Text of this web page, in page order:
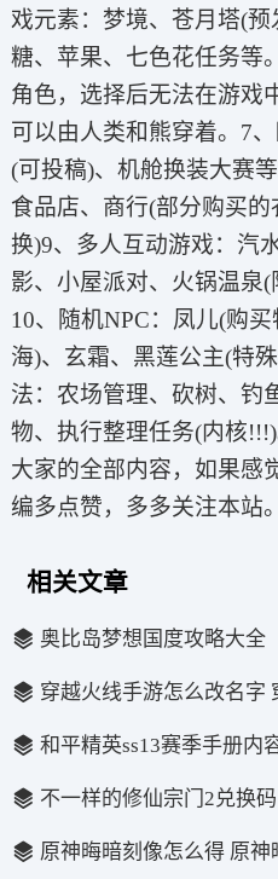
戏元素：梦境、苍月塔(
糖、苹果、七色花任务等
角色，选择后无法在游戏
可以由人类和熊穿着。7
(可投稿)、机舱换装大赛
食品店、商行(部分购买
换)9、多人互动游戏：汽
影、小屋派对、火锅温泉(
10、随机NPC：凤儿(购
海)、玄霜、黑莲公主(特
法：农场管理、砍树、钓
物、执行整理任务(内核
大家的全部内容，如果感
编多点赞，多多关注本站。
相关文章
奥比岛梦想国度攻略大全